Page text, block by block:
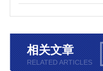
相关文章
RELATED ARTICLES